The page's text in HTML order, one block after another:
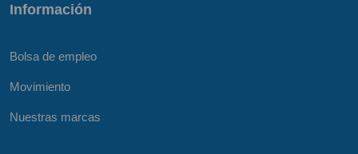
Información
Bolsa de empleo
Movimiento
Nuestras marcas